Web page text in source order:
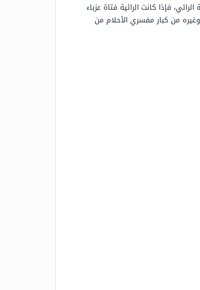
فإذا كانت الرائية فتاة عزباء
من كبار مفسري الأحلام من